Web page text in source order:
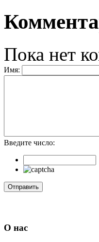
Пока нет
Имя:
Введите число:
О нас